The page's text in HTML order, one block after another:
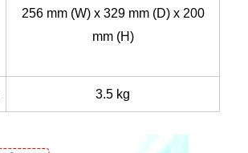
256 mm (W) x 329 mm (D) x 200
mm (H)
3.5 kg